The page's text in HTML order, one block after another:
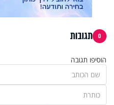
0 תגובות
הוסיפו תגובה